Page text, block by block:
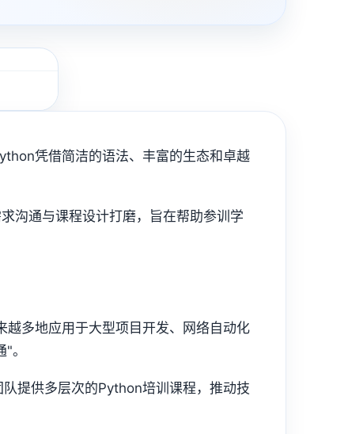
凭借简洁的语法、丰富的生态和卓越
沟通与课程设计打磨，旨在帮助参训学
多地应用于大型项目开发、网络自动化
。
提供多层次的Python培训课程，推动技